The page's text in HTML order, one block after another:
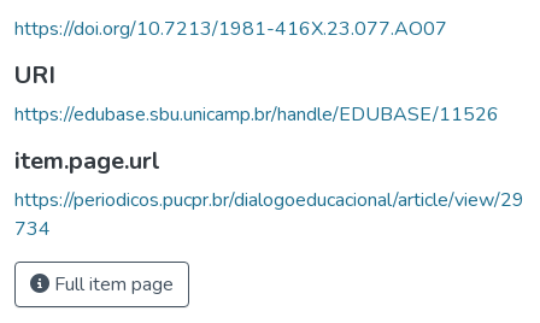
https://doi.org/10.7213/1981-416X.23.077.AO07
URI
https://edubase.sbu.unicamp.br/handle/EDUBASE/11526
item.page.url
https://periodicos.pucpr.br/dialogoeducacional/article/view/29
734
Full item page